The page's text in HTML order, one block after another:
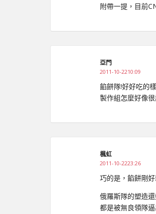
附帶一提，目前
亞門
2011-10-2210:09
餡餅隊!好好吃的
製作組怎麼好像
楓虹
2011-10-2223:26
巧的是，餡餅剛
俄羅斯隊的塑造
都是被無良領隊